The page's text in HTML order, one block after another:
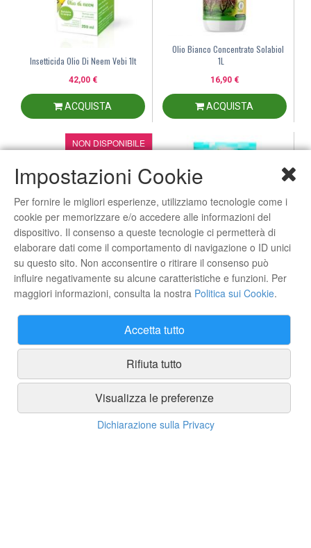
Impostazioni Cookie
Per fornire le migliori esperienze, utilizziamo tecnologie come i
cookie per memorizzare e/o accedere alle informazioni del
dispositivo. Il consenso a queste tecnologie ci permetterà di
elaborare dati come il comportamento di navigazione o ID unici
su questo sito. Non acconsentire o ritirare il consenso può
influire negativamente su alcune caratteristiche e funzioni. Per
maggiori informazioni, consulta la nostra Politica sui Cookie.
Accetta tutto
Rifiuta tutto
Visualizza le preferenze
Dichiarazione sulla Privacy
Insetticida Olio Di Neem Vebi 1lt
42,00 €
ACQUISTA
Olio Bianco Concentrato Solabiol
1L
16,90 €
ACQUISTA
NON DISPONIBILE
Sapone Molle Super K Plus Vithakl
250g
Trappola Cromotropica Adesiva
Copyr
Marchi